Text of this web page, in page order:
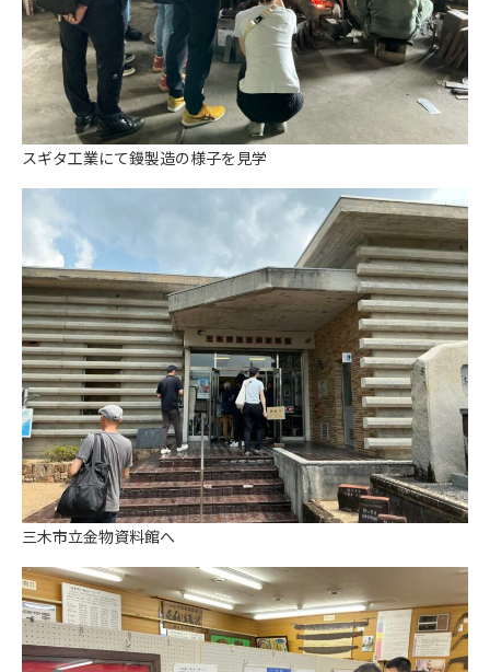
スギタ工業にて鏝製造の様子を見学
三木市立金物資料館へ